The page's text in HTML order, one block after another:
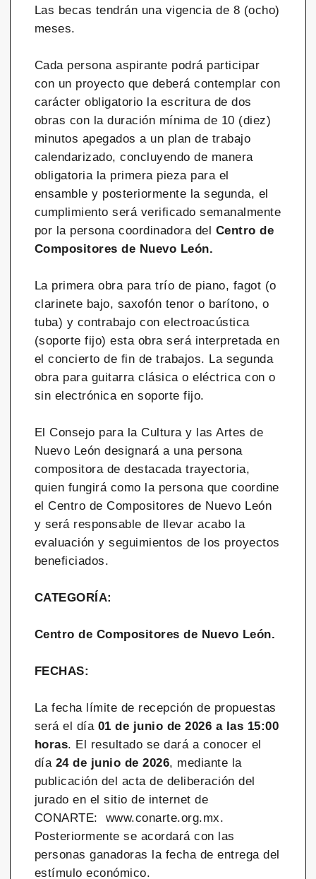
Las becas tendrán una vigencia de 8 (ocho)
meses.
Cada persona aspirante podrá participar
con un proyecto que deberá contemplar con
carácter obligatorio la escritura de dos
obras con la duración mínima de 10 (diez)
minutos apegados a un plan de trabajo
calendarizado, concluyendo de manera
obligatoria la primera pieza para el
ensamble y posteriormente la segunda, el
cumplimiento será verificado semanalmente
por la persona coordinadora del Centro de
Compositores de Nuevo León.
La primera obra para trío de piano, fagot (o
clarinete bajo, saxofón tenor o barítono, o
tuba) y contrabajo con electroacústica
(soporte fijo) esta obra será interpretada en
el concierto de fin de trabajos. La segunda
obra para guitarra clásica o eléctrica con o
sin electrónica en soporte fijo.
El Consejo para la Cultura y las Artes de
Nuevo León designará a una persona
compositora de destacada trayectoria,
quien fungirá como la persona que coordine
el Centro de Compositores de Nuevo León
y será responsable de llevar acabo la
evaluación y seguimientos de los proyectos
beneficiados.
CATEGORÍA:
Centro de Compositores de Nuevo León.
FECHAS:
La fecha límite de recepción de propuestas
será el día 01 de junio de 2026 a las 15:00
horas. El resultado se dará a conocer el
día 24 de junio de 2026, mediante la
publicación del acta de deliberación del
jurado en el sitio de internet de
CONARTE: www.conarte.org.mx.
Posteriormente se acordará con las
personas ganadoras la fecha de entrega del
estímulo económico.